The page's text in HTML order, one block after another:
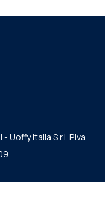
Italia S.r.l. P.Iva